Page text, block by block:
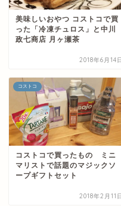
美味しいおやつ コストコで買
った「冷凍チュロス」と中川
政七商店 月ヶ瀬茶
2018年6月14
コストコ
コストコで買ったもの ミニ
マリストで話題のマジックソ
ープギフトセット
2018年2月11